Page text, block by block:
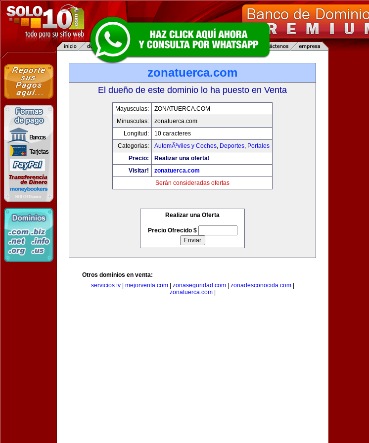
zonatuerca.com
El dueño de este dominio lo ha puesto en Venta
Mayusculas:
ZONATUERCA.COM
Minusculas:
zonatuerca.com
Longitud:
10 caracteres
Categorias:
AutomÃ³viles y Coches, Deportes, Portales
Precio:
Realizar una oferta!
Visitar!
zonatuerca.com
Serán consideradas ofertas
Realizar una Oferta
Precio Ofrecido $
Otros dominios en venta:
servicios.tv| mejorventa.com| zonaseguridad.com| zonadesconocida.com|
zonatuerca.com|